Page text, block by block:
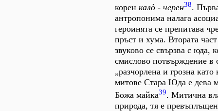
корен калò - черен38.
антропонима налага
героинята се препитава
пръст и хума. Втората
звуково се свързва с юда,
смислово потвърждение в
„разчорлена и грозна
митове Стара Юда е дева
Божа майка39. Митична
природа, тя е